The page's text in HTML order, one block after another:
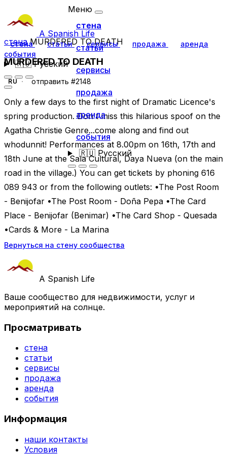
A Spanish Life
стена статьи сервисы продажа
аренда
события
🇷🇺Русский
Меню
стена
статьи
сервисы
продажа
аренда
события
🇷🇺Русский
стенаMURDERED TO DEATH
MURDERED TO DEATH
RU отправить #2148
Only a few days to the first night of Dramatic Licence's
spring production. Don't miss this hilarious spoof on the
Agatha Christie Genre...come along and find out
whodunnit! Performances at 8.00pm on 16th, 17th and
18th June at the Sala Cultural, Daya Nueva (on the main
road in the village.) You can get tickets by phoning 616
089 943 or from the following outlets: •The Post Room
- Benijofar •The Post Room - Doña Pepa •The Card
Place - Benijofar (Benimar) •The Card Shop - Quesada
•Cards & More - La Marina
Вернуться на стену сообщества
A Spanish Life
Ваше сообщество для недвижимости, услуг и
мероприятий на солнце.
Просматривать
стена
статьи
сервисы
продажа
аренда
события
Информация
наши контакты
Условия